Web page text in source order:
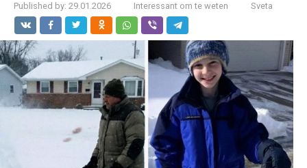
Published by: 29.01.2026 Interessant om te weten Sveta